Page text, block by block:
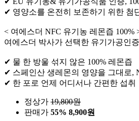
✔ 영양소를 온전히 보존하기 위한 첨
< 여에스더 NFC 유기농 레몬즙 100%
여에스더 박사가 선택한 유기가공인
✔ 물 한 방울 섞지 않은 100% 레몬즙
✔ 스페인산 생레몬의 영양을 그대로,
✔ 한 포로 언제 어디서나 간편한 섭취
정상가 19,800원
판매가 55% 8,900원